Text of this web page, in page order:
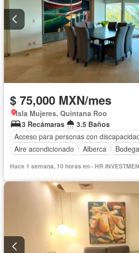
$ 75,000 MXN/mes
Isla Mujeres, Quintana Roo
3 Recámaras
3.5 Baños
Acceso para personas con
Aire acondicionado
Alberca Bodega
Cocina integral
Conserje
Electricidad
Elevador
Jacuzzi Jardín
Despacho
Recámara con closet
Sala polivalente
Televisión por cable
Terraza Wifi
Completamente amueblado
Hace 1 semana, 10 horas en - HR